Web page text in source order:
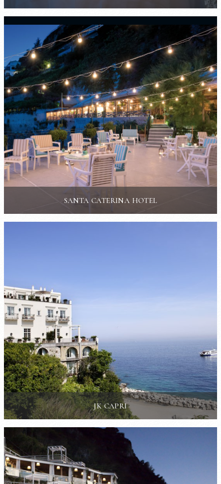
SANTA CATERINA HOTEL
JK CAPRI